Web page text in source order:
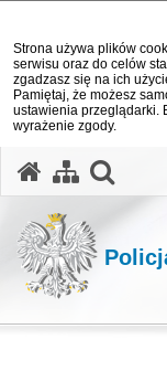
Strona używa plików
serwisu oraz do celów
zgadzasz się na ich
Pamiętaj, że możesz
ustawienia przeglądarki.
wyrażenie zgody.